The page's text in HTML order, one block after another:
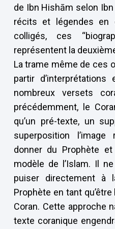
de Ibn Hishām selon
récits et légendes en
colligés, ces
représentent la
La trame même de ces
partir
nombreux versets
précédemment, le
qu’un pré-texte, un
superposition
donner du Prophète
modèle de l’Islam. Il
puiser directement à
Prophète en tant qu’être
Coran. Cette approche
texte coranique